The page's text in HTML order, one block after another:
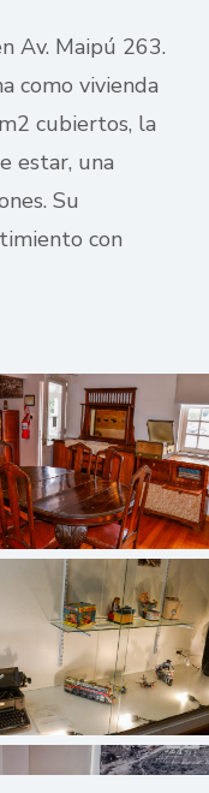
Av. Maipú 263.
como vivienda
cubiertos, la
estar, una
Su
con